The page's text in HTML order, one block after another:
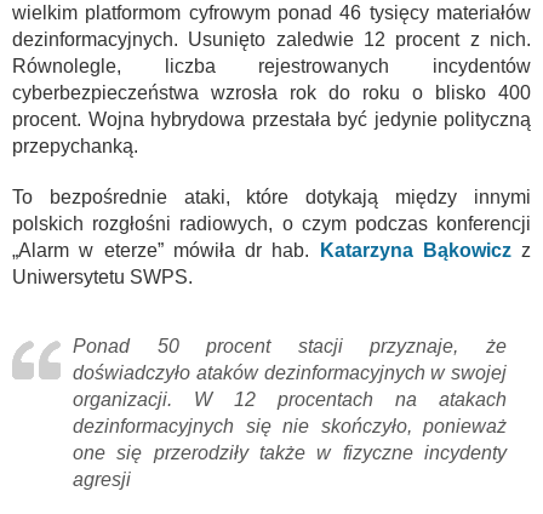
wielkim platformom cyfrowym ponad 46 tysięcy materiałów
dezinformacyjnych. Usunięto zaledwie 12 procent z nich.
Równolegle, liczba rejestrowanych incydentów
cyberbezpieczeństwa wzrosła rok do roku o blisko 400
procent. Wojna hybrydowa przestała być jedynie polityczną
przepychanką.
To bezpośrednie ataki, które dotykają między innymi
polskich rozgłośni radiowych, o czym podczas konferencji
„Alarm w eterze” mówiła dr hab.
Katarzyna Bąkowiczz
Uniwersytetu SWPS.
Ponad 50 procent stacji przyznaje, że
doświadczyło ataków dezinformacyjnych w swojej
organizacji. W 12 procentach na atakach
dezinformacyjnych się nie skończyło, ponieważ
one się przerodziły także w fizyczne incydenty
agresji